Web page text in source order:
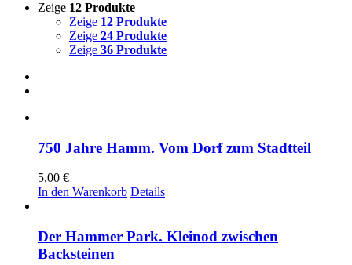
Zeige 12 Produkte
Zeige 12 Produkte
Zeige 24 Produkte
Zeige 36 Produkte
750 Jahre Hamm. Vom Dorf zum Stadtteil
5,00 €
In den Warenkorb Details
Der Hammer Park. Kleinod zwischen
Backsteinen